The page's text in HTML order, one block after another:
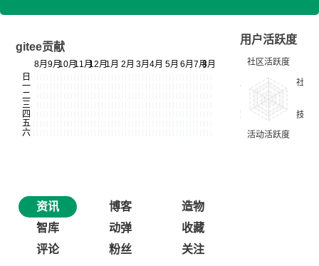
gitee贡献
用户活跃度
资讯 博客
造物
智库
动弹
收藏
评论
粉丝 关注